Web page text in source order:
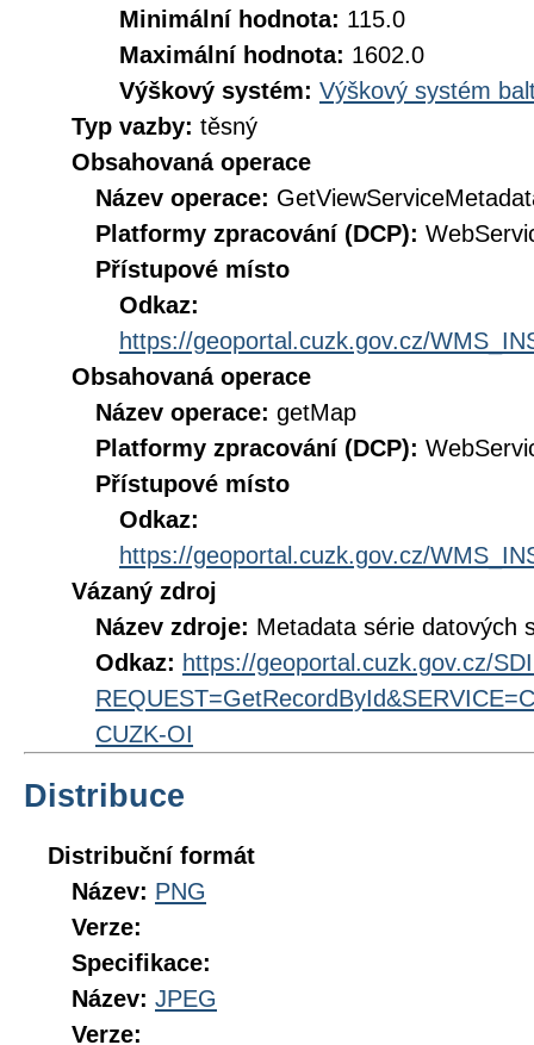
Minimální hodnota: 115.0
Maximální hodnota: 1602.0
Výškový systém: Výškový systém
Typ vazby: těsný
Obsahovaná operace
Název operace:
Platformy zpracování (DCP):
Přístupové místo
Odkaz:
https://geoportal.cuzk.gov.cz/
Obsahovaná operace
Název operace: getMap
Platformy zpracování (DCP):
Přístupové místo
Odkaz:
https://geoportal.cuzk.gov.cz/
Vázaný zdroj
Název zdroje: Metadata série datových
Odkaz: https://geoportal.cuzk.gov.cz/
CUZK-OI
Distribuce
Distribuční formát
Název: PNG
Verze:
Specifikace:
Název: JPEG
Verze: